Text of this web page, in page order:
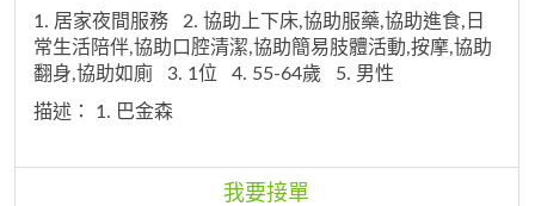
1. 居家夜間服務
2. 協助上下床,協助服藥,協助進食,日
常生活陪伴,協助口腔清潔,協助簡易肢體活動,按摩,協助
翻身,協助如廁
3. 1位 4. 55-64歲
5. 男性
描述： 1. 巴金森
我要接單